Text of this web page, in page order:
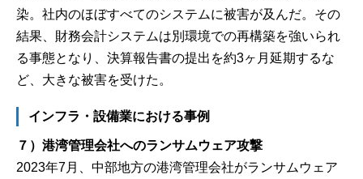
染。社内のほぼすべてのシステムに被害が及んだ。その
結果、財務会計システムは別環境での再構築を強いられ
る事態となり、決算報告書の提出を約3ヶ月延期するな
ど、大きな被害を受けた。
インフラ・設備業における事例
７）港湾管理会社へのランサムウェア攻撃
2023年7月、中部地方の港湾管理会社がランサムウェア